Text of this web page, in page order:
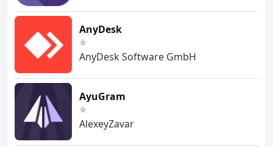
AnyDesk
AnyDesk Software GmbH
AyuGram
AlexeyZavar